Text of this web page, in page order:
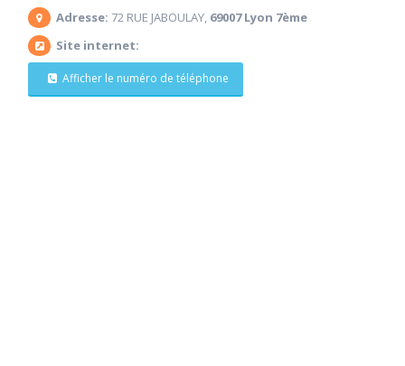
Adresse: 72 RUE JABOULAY, 69007 Lyon 7ème
Site internet:
Afficher le numéro de téléphone